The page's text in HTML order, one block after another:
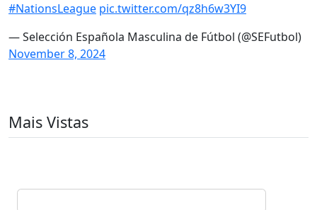
#NationsLeague pic.twitter.com/qz8h6w3YI9
— Selección Española Masculina de Fútbol (@SEFutbol)
November 8, 2024
Mais Vistas